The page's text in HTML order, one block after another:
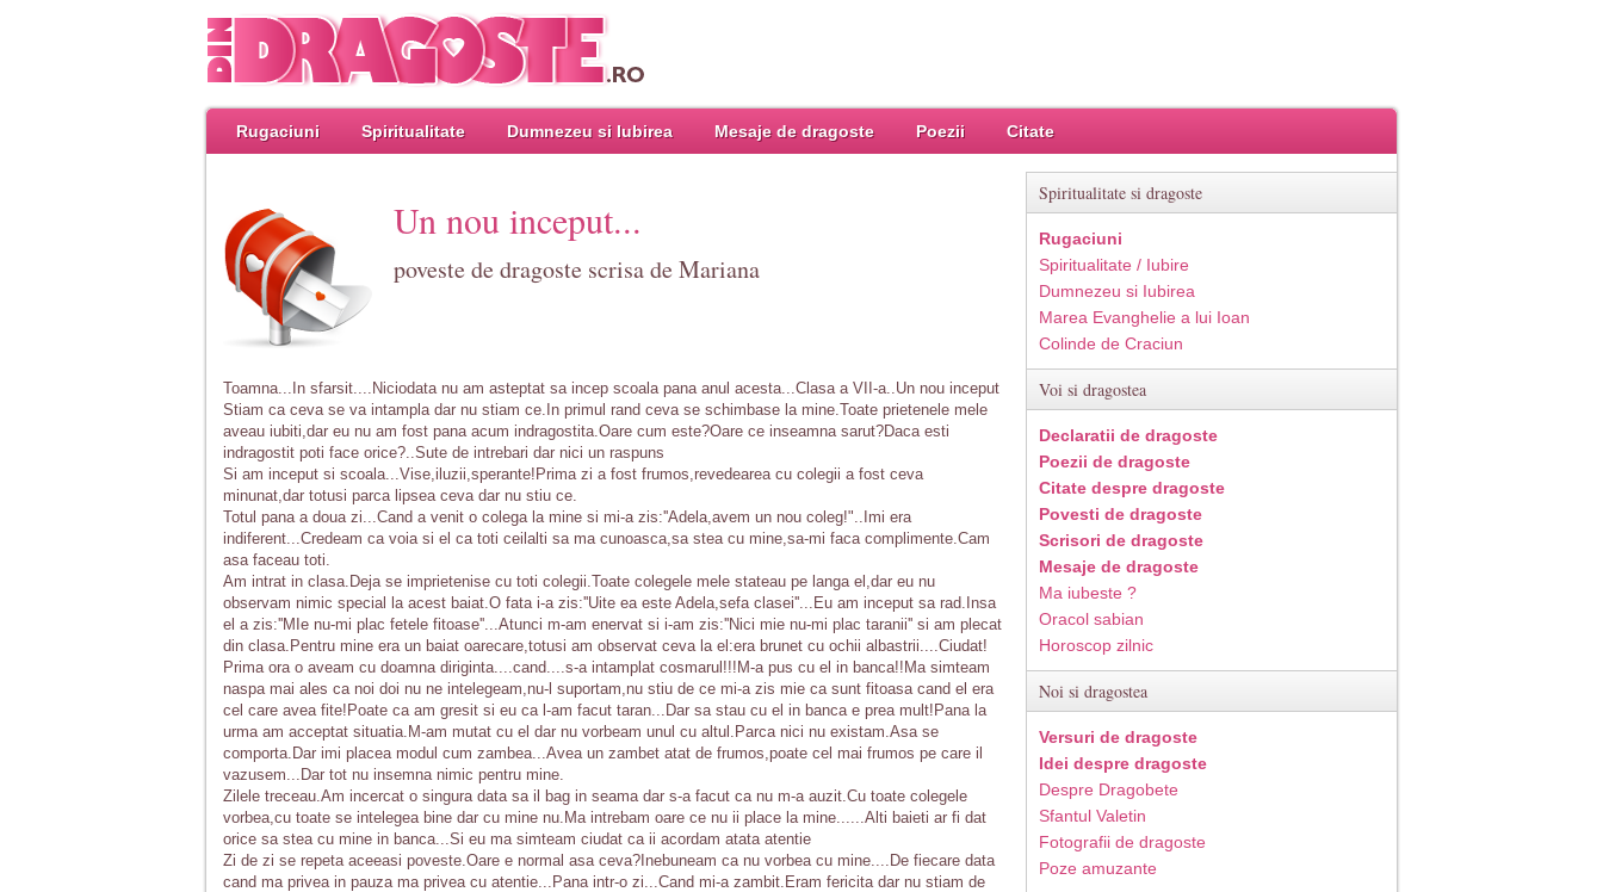
Rugaciuni Spiritualitate Dumnezeu si Iubirea Mesaje de dragoste Poezii Citate
Un nou inceput...
poveste de dragoste scrisa de Mariana
Toamna...In sfarsit....Niciodata nu am asteptat sa incep scoala pana anul acesta...Clasa a VII-a..Un nou inceput
Stiam ca ceva se va intampla dar nu stiam ce.In primul rand ceva se schimbase la mine.Toate prietenele mele
aveau iubiti,dar eu nu am fost pana acum indragostita.Oare cum este?Oare ce inseamna sarut?Daca esti
indragostit poti face orice?..Sute de intrebari dar nici un raspuns
Si am inceput si scoala...Vise,iluzii,sperante!Prima zi a fost frumos,revedearea cu colegii a fost ceva
minunat,dar totusi parca lipsea ceva dar nu stiu ce.
Totul pana a doua zi...Cand a venit o colega la mine si mi-a zis:''Adela,avem un nou coleg!"..Imi era
indiferent...Credeam ca voia si el ca toti ceilalti sa ma cunoasca,sa stea cu mine,sa-mi faca complimente.Cam
asa faceau toti.
Am intrat in clasa.Deja se imprietenise cu toti colegii.Toate colegele mele stateau pe langa el,dar eu nu
observam nimic special la acest baiat.O fata i-a zis:''Uite ea este Adela,sefa clasei''...Eu am inceput sa rad.Insa
el a zis:''MIe nu-mi plac fetele fitoase''...Atunci m-am enervat si i-am zis:''Nici mie nu-mi plac taranii'' si am plecat
din clasa.Pentru mine era un baiat oarecare,totusi am observat ceva la el:era brunet cu ochii albastrii....Ciudat!
Prima ora o aveam cu doamna diriginta....cand....s-a intamplat cosmarul!!!M-a pus cu el in banca!!Ma simteam
naspa mai ales ca noi doi nu ne intelegeam,nu-l suportam,nu stiu de ce mi-a zis mie ca sunt fitoasa cand el era
cel care avea fite!Poate ca am gresit si eu ca l-am facut taran...Dar sa stau cu el in banca e prea mult!Pana la
urma am acceptat situatia.M-am mutat cu el dar nu vorbeam unul cu altul.Parca nici nu existam.Asa se
comporta.Dar imi placea modul cum zambea...Avea un zambet atat de frumos,poate cel mai frumos pe care il
vazusem...Dar tot nu insemna nimic pentru mine.
Zilele treceau.Am incercat o singura data sa il bag in seama dar s-a facut ca nu m-a auzit.Cu toate colegele
vorbea,cu toate se intelegea bine dar cu mine nu.Ma intrebam oare ce nu ii place la mine......Alti baieti ar fi dat
orice sa stea cu mine in banca...Si eu ma simteam ciudat ca ii acordam atata atentie
Zi de zi se repeta aceeasi poveste.Oare e normal asa ceva?Inebuneam ca nu vorbea cu mine....De fiecare data
cand ma privea in pauza ma privea cu atentie...Pana intr-o zi...Cand mi-a zambit.Eram fericita dar nu stiam de
Spiritualitate si dragoste
Rugaciuni
Spiritualitate / Iubire
Dumnezeu si Iubirea
Marea Evanghelie a lui Ioan
Colinde de Craciun
Voi si dragostea
Declaratii de dragoste
Poezii de dragoste
Citate despre dragoste
Povesti de dragoste
Scrisori de dragoste
Mesaje de dragoste
Ma iubeste ?
Oracol sabian
Horoscop zilnic
Noi si dragostea
Versuri de dragoste
Idei despre dragoste
Despre Dragobete
Sfantul Valetin
Fotografii de dragoste
Poze amuzante